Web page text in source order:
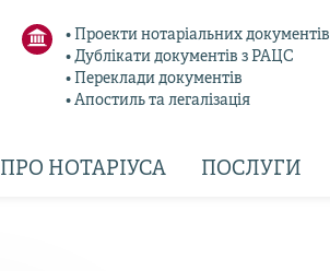
• Проекти нотаріальних документів
• Дублікати документів з РАЦС
• Переклади документів
• Апостиль та легалізація
ПРО НОТАРІУСА ПОСЛУГИ